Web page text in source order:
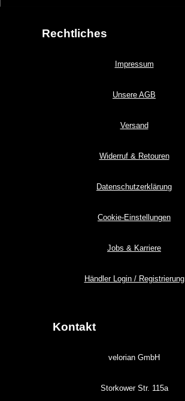
Rechtliches
Impressum
Unsere AGB
Versand
Widerruf & Retouren
Datenschutzerklärung
Cookie-Einstellungen
Jobs & Karriere
Händler Login / Registrierung
Kontakt
velorian GmbH
Storkower Str. 115a